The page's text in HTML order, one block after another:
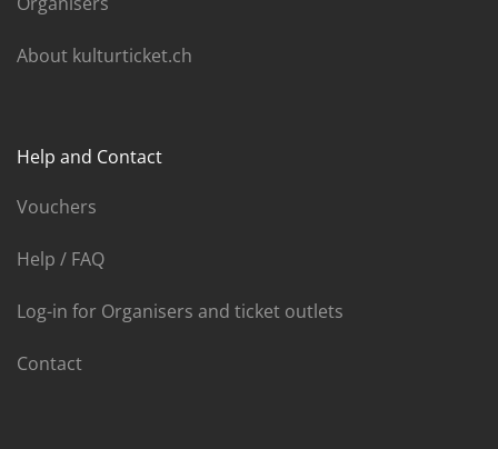
About kulturticket.ch
Help and Contact
Vouchers
Help / FAQ
Log-in for Organisers and ticket outlets
Contact